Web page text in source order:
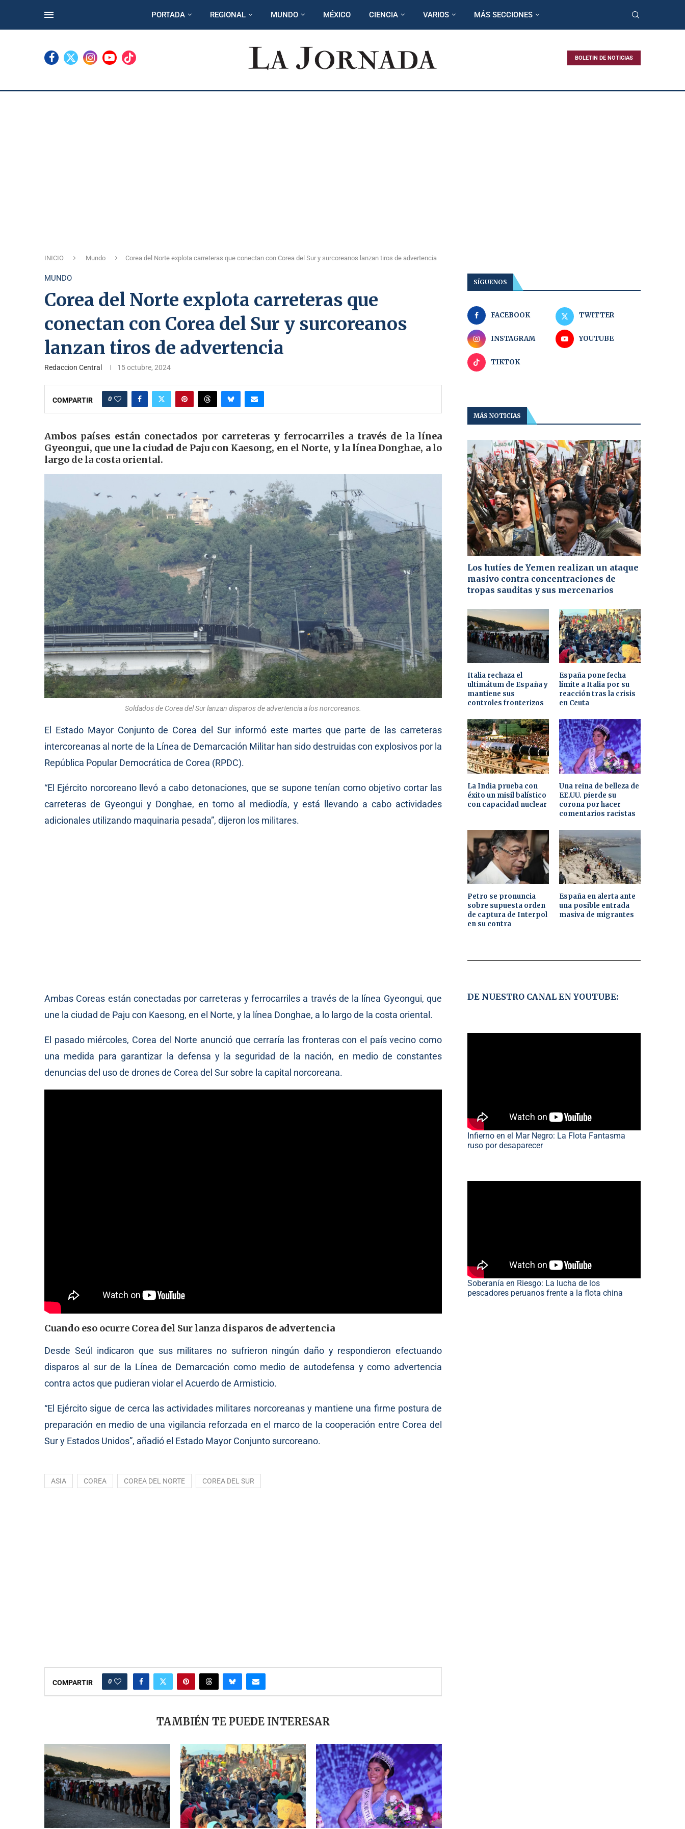
PORTADA REGIONAL MUNDO MÉXICO CIENCIA VARIOS MÁS SECCIONES
BOLETIN DE NOTICIAS
INICIO Mundo Corea del Norte explota carreteras que conectan con Corea del Sur y surcoreanos lanzan tiros de advertencia
MUNDO
Corea del Norte explota carreteras que
conectan con Corea del Sur y surcoreanos
lanzan tiros de advertencia
Redaccion Central 15 octubre, 2024
COMPARTIR 0
Ambos países están conectados por carreteras y ferrocarriles a través de la línea
Gyeongui, que une la ciudad de Paju con Kaesong, en el Norte, y la línea Donghae, a lo
largo de la costa oriental.
Soldados de Corea del Sur lanzan disparos de advertencia a los norcoreanos.
El Estado Mayor Conjunto de Corea del Sur informó este martes que parte de las carreteras
intercoreanas al norte de la Línea de Demarcación Militar han sido destruidas con explosivos por la
República Popular Democrática de Corea (RPDC).
“El Ejército norcoreano llevó a cabo detonaciones, que se supone tenían como objetivo cortar las
carreteras de Gyeongui y Donghae, en torno al mediodía, y está llevando a cabo actividades
adicionales utilizando maquinaria pesada”, dijeron los militares.
Ambas Coreas están conectadas por carreteras y ferrocarriles a través de la línea Gyeongui, que
une la ciudad de Paju con Kaesong, en el Norte, y la línea Donghae, a lo largo de la costa oriental.
El pasado miércoles, Corea del Norte anunció que cerraría las fronteras con el país vecino como
una medida para garantizar la defensa y la seguridad de la nación, en medio de constantes
denuncias del uso de drones de Corea del Sur sobre la capital norcoreana.
Cuando eso ocurre Corea del Sur lanza disparos de advertencia
Desde Seúl indicaron que sus militares no sufrieron ningún daño y respondieron efectuando
disparos al sur de la Línea de Demarcación como medio de autodefensa y como advertencia
contra actos que pudieran violar el Acuerdo de Armisticio.
“El Ejército sigue de cerca las actividades militares norcoreanas y mantiene una firme postura de
preparación en medio de una vigilancia reforzada en el marco de la cooperación entre Corea del
Sur y Estados Unidos”, añadió el Estado Mayor Conjunto surcoreano.
ASIA COREA COREA DEL NORTE COREA DEL SUR
COMPARTIR 0
TAMBIÉN TE PUEDE INTERESAR
SÍGUENOS
FACEBOOK TWITTER
INSTAGRAM YOUTUBE
TIKTOK
MÁS NOTICIAS
Los hutíes de Yemen realizan un ataque
masivo contra concentraciones de
tropas sauditas y sus mercenarios
Italia rechaza el
ultimátum de España y
mantiene sus
controles fronterizos
España pone fecha
límite a Italia por su
reacción tras la crisis
en Ceuta
La India prueba con
éxito un misil balístico
con capacidad nuclear
Una reina de belleza de
EE.UU. pierde su
corona por hacer
comentarios racistas
Petro se pronuncia
sobre supuesta orden
de captura de Interpol
en su contra
España en alerta ante
una posible entrada
masiva de migrantes
DE NUESTRO CANAL EN YOUTUBE:
Infierno en el Mar Negro: La Flota Fantasma
ruso por desaparecer
Soberanía en Riesgo: La lucha de los
pescadores peruanos frente a la flota china